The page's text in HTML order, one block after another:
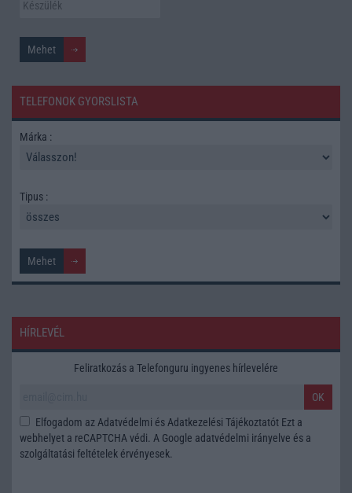
TELEFONOK GYORSLISTA
Márka :
Tipus :
HÍRLEVÉL
Feliratkozás a Telefonguru ingyenes hírlevelére
OK
Elfogadom az Adatvédelmi és Adatkezelési Tájékoztatót Ezt a
webhelyet a reCAPTCHA védi. A Google adatvédelmi irányelve és a
szolgáltatási feltételek érvényesek.